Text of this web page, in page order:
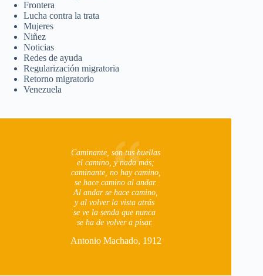
Frontera
Lucha contra la trata
Mujeres
Niñez
Noticias
Redes de ayuda
Regularización migratoria
Retorno migratorio
Venezuela
Caminante, son tus huellas
el camino, y nada más;
caminante, no hay camino,
se hace camino al andar.
Al andar se hace camino,
y al volver la vista atrás
se ve la senda que nunca
se ha de volver a pisar.
Antonio Machado, 1912